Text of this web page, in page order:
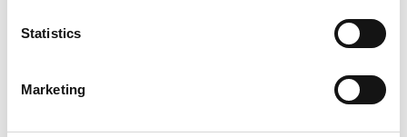
Statistics
Marketing